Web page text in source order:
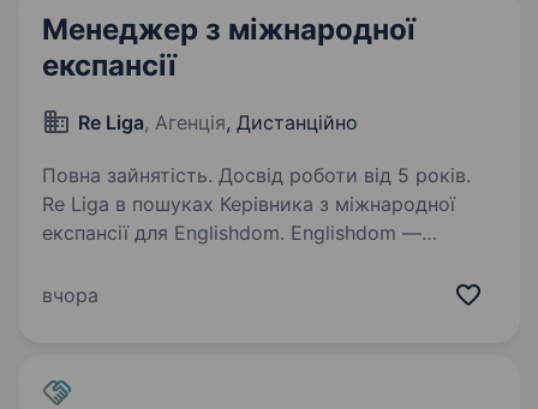
Менеджер з міжнародної
експансії
Re Liga, Агенція, Дистанційно
Повна зайнятість. Досвід роботи від 5 років.
Re Liga в пошуках Керівника з міжнародної
експансії для Englishdom. Englishdom —
ТОП-100 EdTech-проєктів Європи. Уже понад
вчора